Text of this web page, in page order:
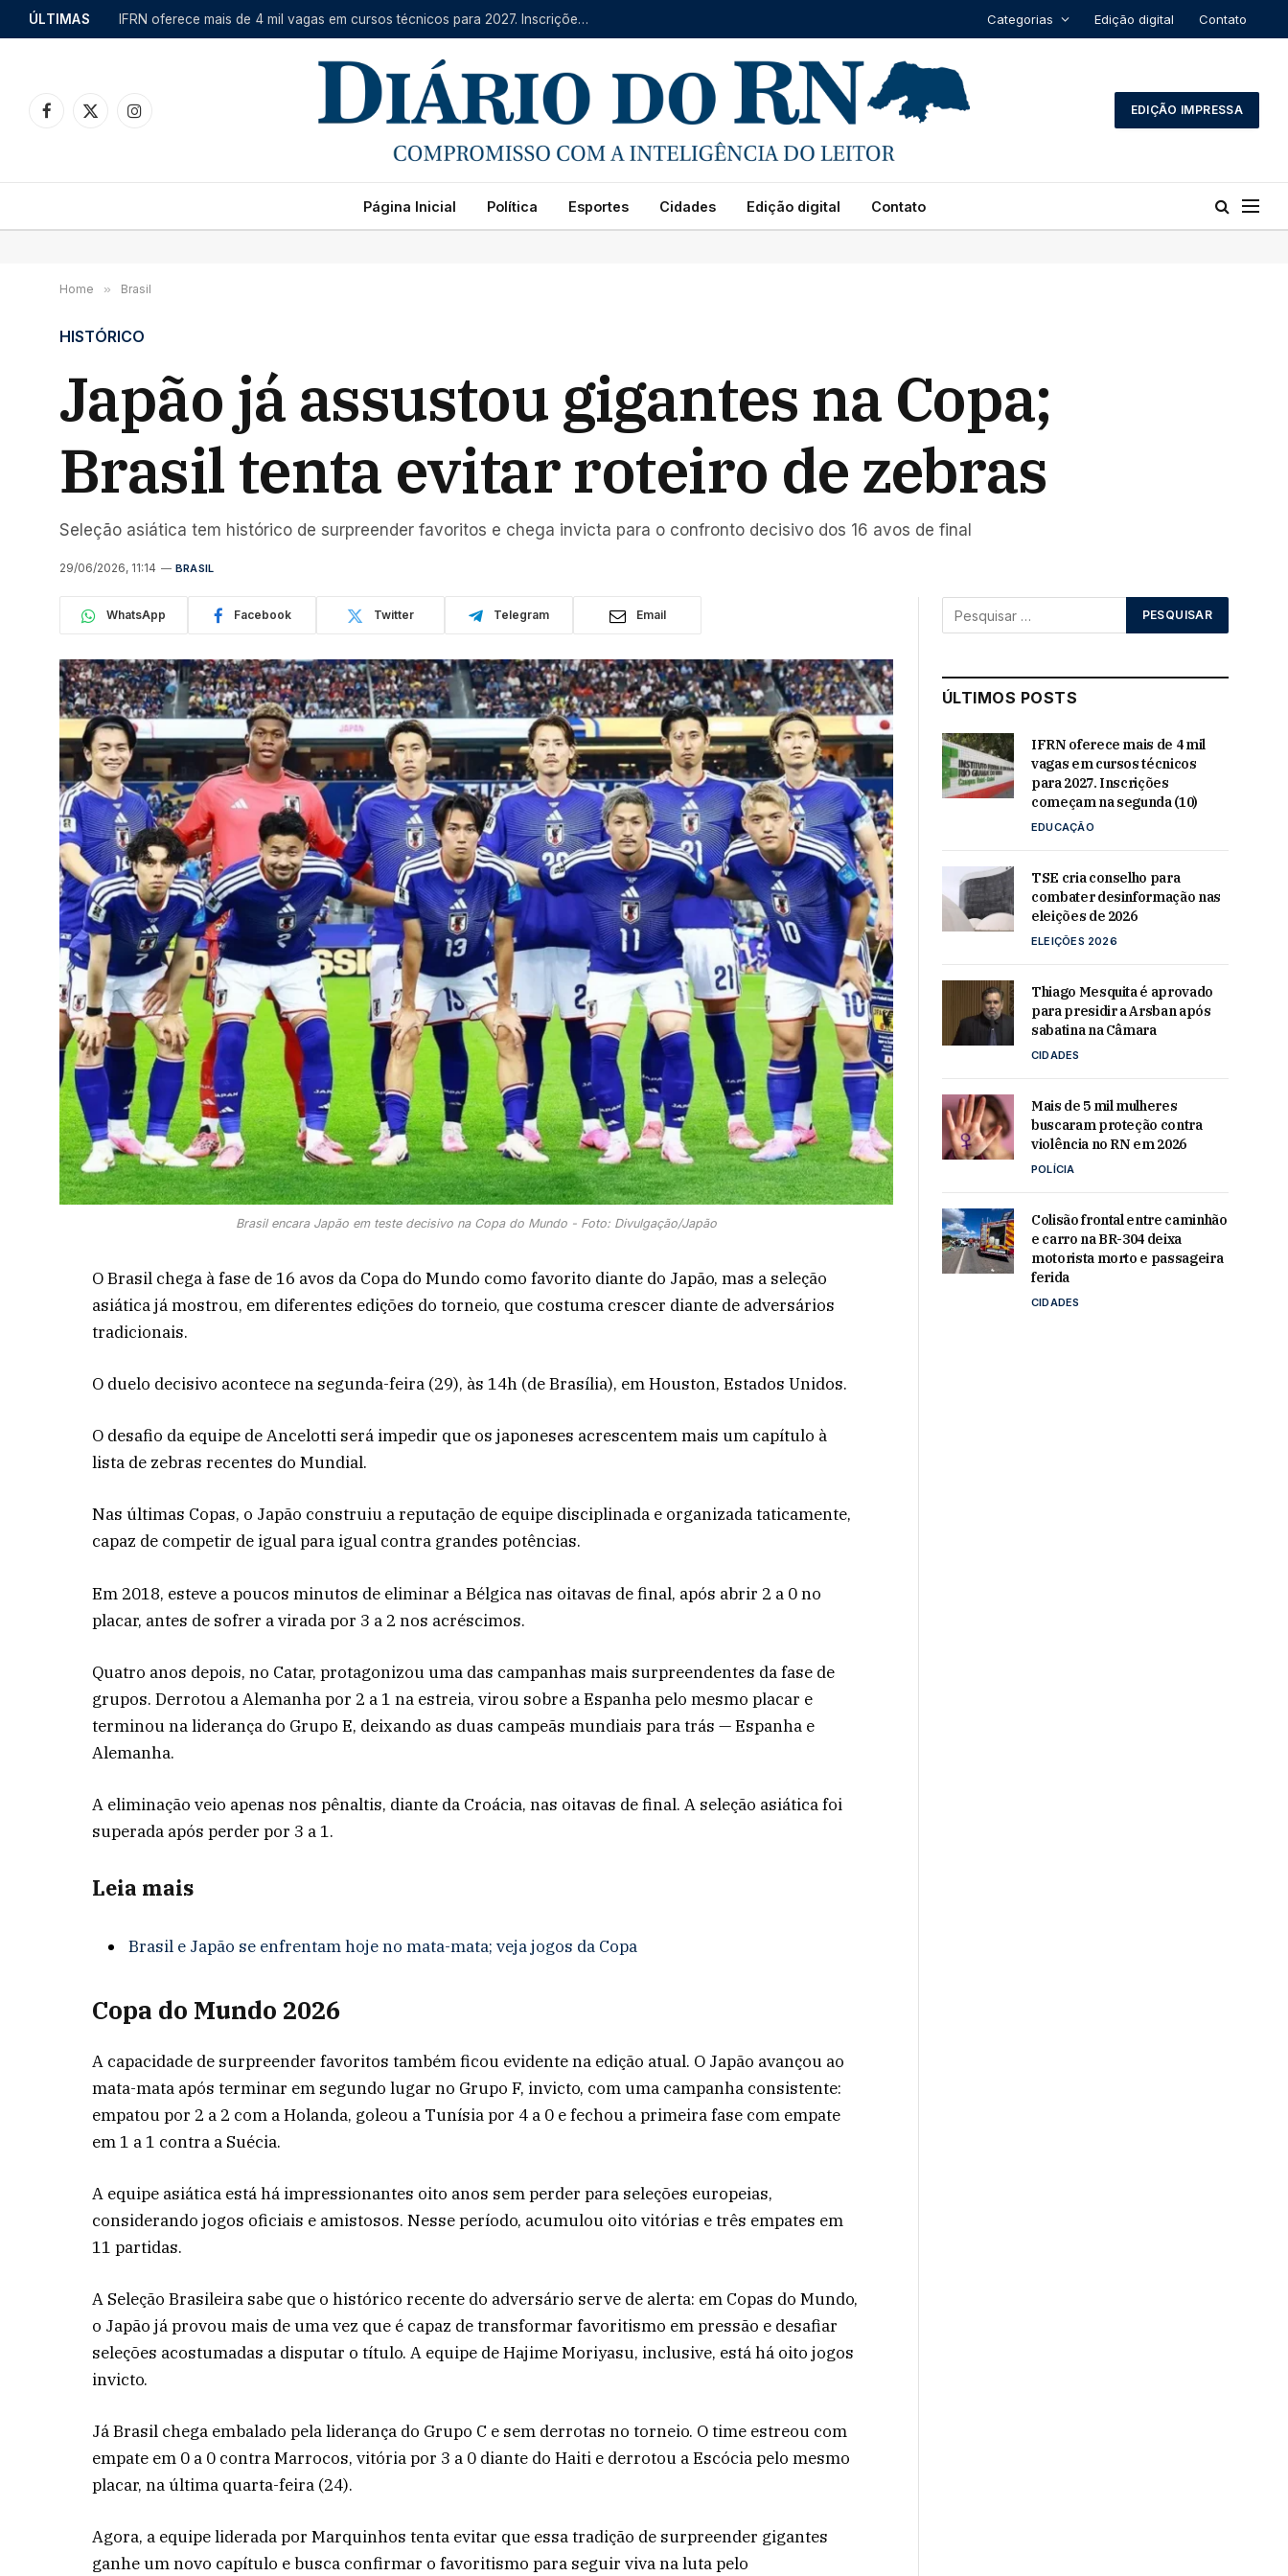
ÚLTIMAS IFRN oferece mais de 4 mil vagas em cursos técnicos para 2027. Inscrições começam na segunda (10) Categorias Edição digital Contato
Facebook
X
Instagram
EDIÇÃO IMPRESSA
Página Inicial Política Esportes Cidades Edição digital Contato
Home » Brasil
HISTÓRICO
Japão já assustou gigantes na Copa;
Brasil tenta evitar roteiro de zebras
Seleção asiática tem histórico de surpreender favoritos e chega invicta para o confronto decisivo dos 16 avos de final
29/06/2026, 11:14 BRASIL
WhatsApp Facebook Twitter Telegram Email
Brasil encara Japão em teste decisivo na Copa do Mundo - Foto: Divulgação/Japão
O Brasil chega à fase de 16 avos da Copa do Mundo como favorito diante do Japão, mas a seleção
asiática já mostrou, em diferentes edições do torneio, que costuma crescer diante de adversários
tradicionais.
O duelo decisivo acontece na segunda-feira (29), às 14h (de Brasília), em Houston, Estados Unidos.
O desafio da equipe de Ancelotti será impedir que os japoneses acrescentem mais um capítulo à
lista de zebras recentes do Mundial.
Nas últimas Copas, o Japão construiu a reputação de equipe disciplinada e organizada taticamente,
capaz de competir de igual para igual contra grandes potências.
Em 2018, esteve a poucos minutos de eliminar a Bélgica nas oitavas de final, após abrir 2 a 0 no
placar, antes de sofrer a virada por 3 a 2 nos acréscimos.
Quatro anos depois, no Catar, protagonizou uma das campanhas mais surpreendentes da fase de
grupos. Derrotou a Alemanha por 2 a 1 na estreia, virou sobre a Espanha pelo mesmo placar e
terminou na liderança do Grupo E, deixando as duas campeãs mundiais para trás — Espanha e
Alemanha.
A eliminação veio apenas nos pênaltis, diante da Croácia, nas oitavas de final. A seleção asiática foi
superada após perder por 3 a 1.
Leia mais
Brasil e Japão se enfrentam hoje no mata-mata; veja jogos da Copa
Copa do Mundo 2026
A capacidade de surpreender favoritos também ficou evidente na edição atual. O Japão avançou ao
mata-mata após terminar em segundo lugar no Grupo F, invicto, com uma campanha consistente:
empatou por 2 a 2 com a Holanda, goleou a Tunísia por 4 a 0 e fechou a primeira fase com empate
em 1 a 1 contra a Suécia.
A equipe asiática está há impressionantes oito anos sem perder para seleções europeias,
considerando jogos oficiais e amistosos. Nesse período, acumulou oito vitórias e três empates em
11 partidas.
A Seleção Brasileira sabe que o histórico recente do adversário serve de alerta: em Copas do Mundo,
o Japão já provou mais de uma vez que é capaz de transformar favoritismo em pressão e desafiar
seleções acostumadas a disputar o título. A equipe de Hajime Moriyasu, inclusive, está há oito jogos
invicto.
Já Brasil chega embalado pela liderança do Grupo C e sem derrotas no torneio. O time estreou com
empate em 0 a 0 contra Marrocos, vitória por 3 a 0 diante do Haiti e derrotou a Escócia pelo mesmo
placar, na última quarta-feira (24).
Agora, a equipe liderada por Marquinhos tenta evitar que essa tradição de surpreender gigantes
ganhe um novo capítulo e busca confirmar o favoritismo para seguir viva na luta pelo
ÚLTIMOS POSTS
IFRN oferece mais de 4 mil
vagas em cursos técnicos
para 2027. Inscrições
começam na segunda (10)
EDUCAÇÃO
TSE cria conselho para
combater desinformação nas
eleições de 2026
ELEIÇÕES 2026
Thiago Mesquita é aprovado
para presidir a Arsban após
sabatina na Câmara
CIDADES
Mais de 5 mil mulheres
buscaram proteção contra
violência no RN em 2026
POLÍCIA
Colisão frontal entre caminhão
e carro na BR-304 deixa
motorista morto e passageira
ferida
CIDADES